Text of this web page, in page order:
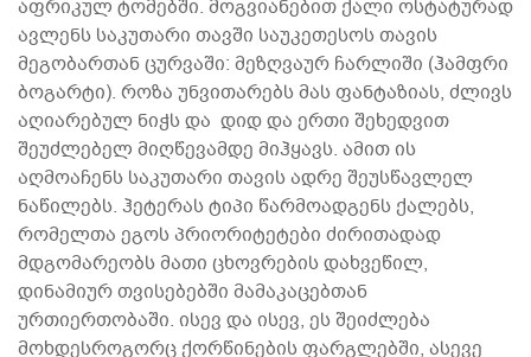
აფრიკულ ტომებში. მოგვიანებით ქალი ოსტატურად
ავლენს საკუთარი თავში საუკეთესოს თავის
მეგობართან ცურვაში: მეზღვაურ ჩარლიში (ჰამფრი
ბოგარტი). როზა უნვითარებს მას ფანტაზიას, ძლივს
აღიარებულ ნიჭს და დიდ და ერთი შეხედვით
შეუძლებელ მიღწევამდე მიჰყავს. ამით ის
აღმოაჩენს საკუთარი თავის ადრე შეუსწავლელ
ნაწილებს. ჰეტერას ტიპი წარმოადგენს ქალებს,
რომელთა ეგოს პრიორიტეტები ძირითადად
მდგომარეობს მათი ცხოვრების დახვეწილ,
დინამიურ თვისებებში მამაკაცებთან
ურთიერთობაში. ისევ და ისევ, ეს შეიძლება
მოხდესროგორც ქორწინების ფარგლებში, ასევე